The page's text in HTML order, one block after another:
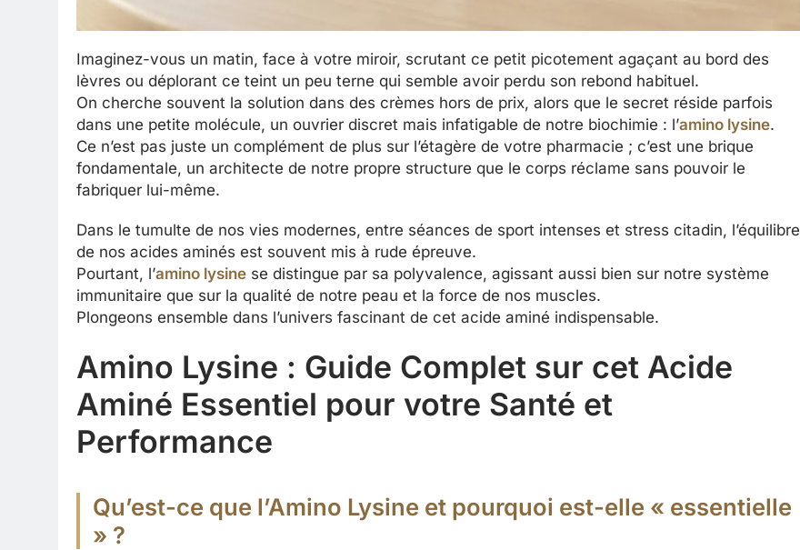
Imaginez-vous un matin, face à votre miroir, scrutant ce petit picotement agaçant au bord des
lèvres ou déplorant ce teint un peu terne qui semble avoir perdu son rebond habituel.
On cherche souvent la solution dans des crèmes hors de prix, alors que le secret réside parfois
dans une petite molécule, un ouvrier discret mais infatigable de notre biochimie : l’amino lysine.
Ce n’est pas juste un complément de plus sur l’étagère de votre pharmacie ; c’est une brique
fondamentale, un architecte de notre propre structure que le corps réclame sans pouvoir le
fabriquer lui-même.
Dans le tumulte de nos vies modernes, entre séances de sport intenses et stress citadin, l’équilibre
de nos acides aminés est souvent mis à rude épreuve.
Pourtant, l’amino lysine se distingue par sa polyvalence, agissant aussi bien sur notre système
immunitaire que sur la qualité de notre peau et la force de nos muscles.
Plongeons ensemble dans l’univers fascinant de cet acide aminé indispensable.
Amino Lysine : Guide Complet sur cet Acide
Aminé Essentiel pour votre Santé et
Performance
Qu’est-ce que l’Amino Lysine et pourquoi est-elle « essentielle
» ?